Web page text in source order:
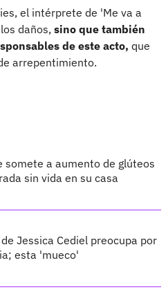
el intérprete de 'Me va a
daños, sino que también
de este acto, que
arrepentimiento.
somete a aumento de glúteos
sin vida en su casa
Jessica Cediel preocupa por
esta 'mueco'